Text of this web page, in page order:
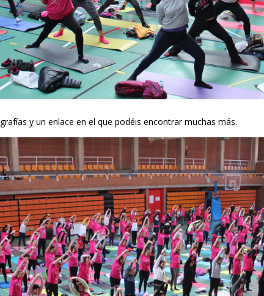
y un enlace en el que podéis encontrar muchas más.